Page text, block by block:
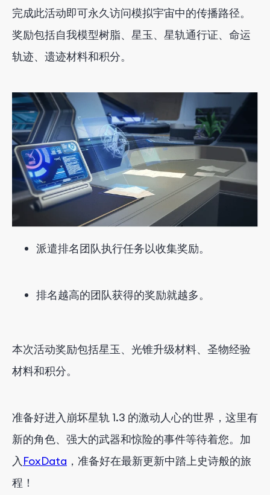
完成此活动即可永久访问模拟宇宙中的传播路径。
奖励包括自我模型树脂、星玉、星轨通行证、命运
轨迹、遗迹材料和积分。
派遣排名团队执行任务以收集奖励。
排名越高的团队获得的奖励就越多。
本次活动奖励包括星玉、光锥升级材料、圣物经验
材料和积分。
准备好进入崩坏星轨 1.3 的激动人心的世界，这里有
新的角色、强大的武器和惊险的事件等待着您。加
入 FoxData ，准备好在最新更新中踏上史诗般的旅
程！